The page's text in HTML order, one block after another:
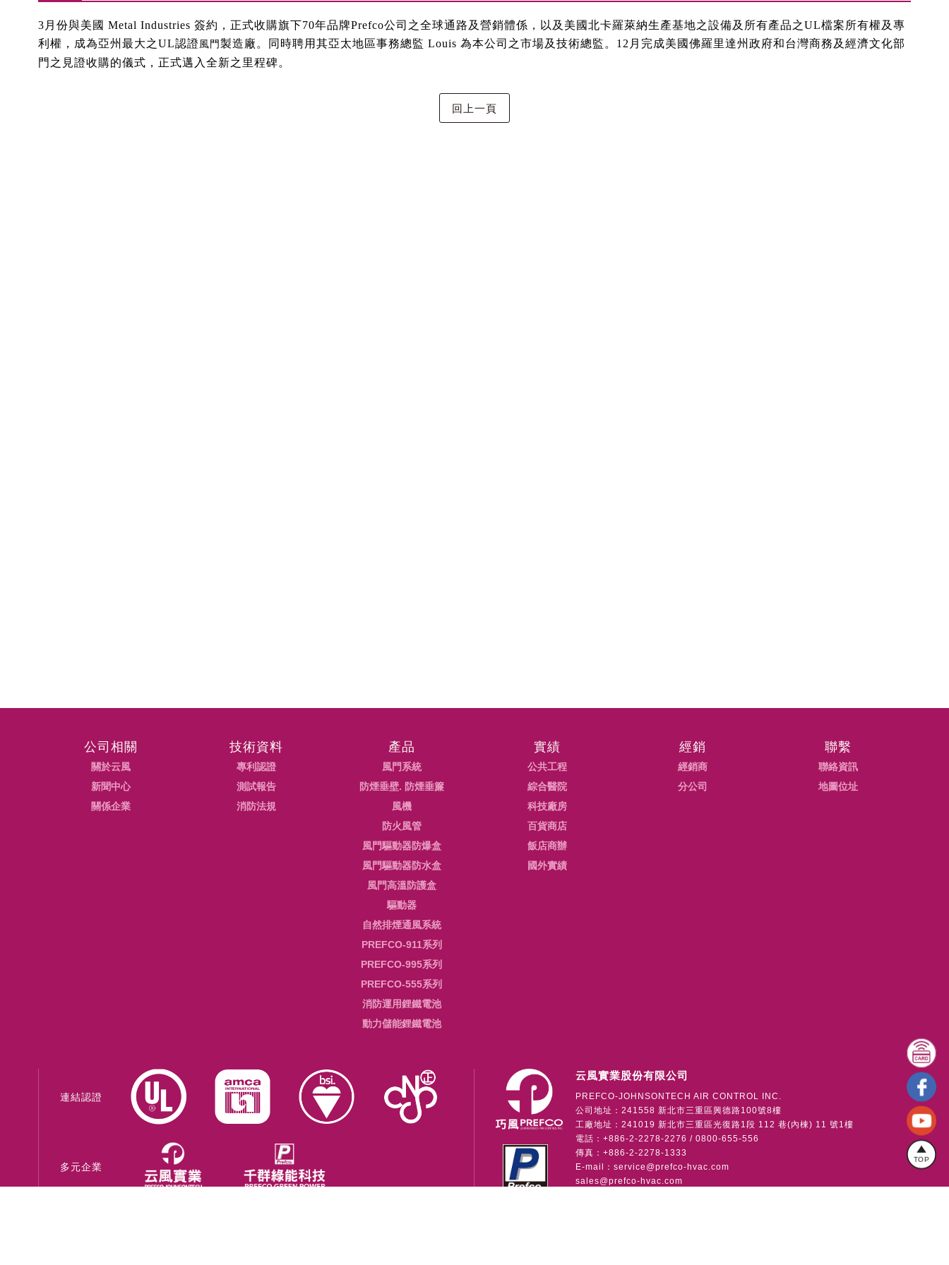
3月份與美國 Metal Industries 簽約，正式收購旗下70年品牌Prefco公司之全球通路及營銷體係，以及美國北卡羅萊納生產基地之設備及所有產品之UL檔案所有權及專
利權，成為亞州最大之UL認證 風門 製造廠。同時聘用其亞太地區事務總監 Louis 為本公司之市場及技術總監。12月完成美國佛羅里達州政府和台灣商務及經濟文化部
門之見證收購的儀式，正式邁入全新之里程碑。
TOP
公司相關
關於云風
新聞中心
關係企業
技術資料
專利認證
測試報告
消防法規
產品
風門系統
防煙垂壁. 防煙垂簾
風機
防火風管
風門驅動器防爆盒
風門驅動器防水盒
風門高溫防護盒
驅動器
自然排煙通風系統
PREFCO-911系列
PREFCO-995系列
PREFCO-555系列
消防運用鋰鐵電池
動力儲能鋰鐵電池
實績
公共工程
綜合醫院
科技廠房
百貨商店
飯店商辦
國外實績
經銷
經銷商
分公司
聯繫
聯絡資訊
地圖位址
連結認證
多元企業
云風實業股份有限公司
PREFCO-JOHNSONTECH AIR CONTROL INC.
公司地址：241558 新北市三重區興德路100號8樓
工廠地址：241019 新北市三重區光復路1段 112 巷(內棟) 11 號1樓
電話：+886-2-2278-2276 / 0800-655-556
傳真：+886-2-2278-1333
E-mail： service@prefco-hvac.com
sales@prefco-hvac.com